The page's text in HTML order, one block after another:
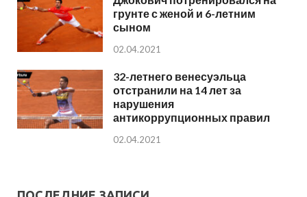
грунте с женой и 6-летним
сыном
02.04.2021
32-летнего венесуэльца
отстранили на 14 лет за
нарушения
антикоррупционных правил
02.04.2021